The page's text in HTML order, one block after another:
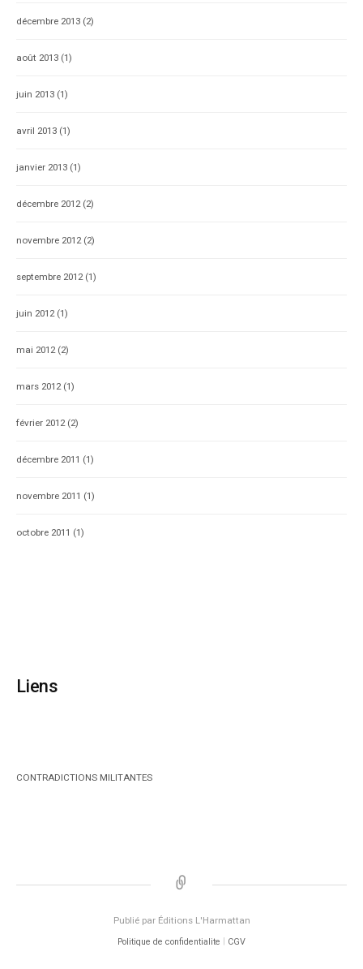
décembre 2013 (2)
août 2013 (1)
juin 2013 (1)
avril 2013 (1)
janvier 2013 (1)
décembre 2012(2)
novembre 2012(2)
septembre 2012(1)
juin 2012(1)
mai 2012(2)
mars 2012(1)
février 2012(2)
décembre 2011 (1)
novembre 2011 (1)
octobre 2011 (1)
Liens
CONTRADICTIONS MILITANTES
Publié par Éditions L'Harmattan
Politique de confidentialite | CGV